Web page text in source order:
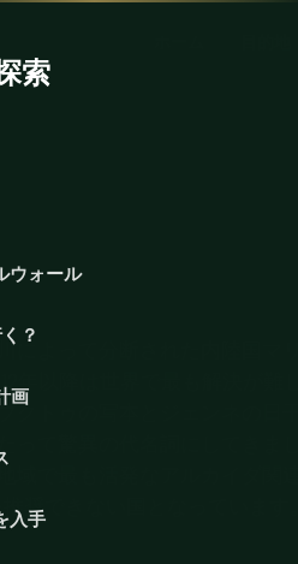
索
ウォール
？
画
入手
よって分断された内陸国マリ
年以降は世界で最も解決が難し
トゥの写本とジェンネの日干
て驚異の代名詞にしてきまし
で最も活発なアルカイダ関連
奨できない国となっています。